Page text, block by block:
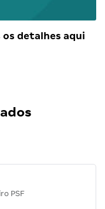
os detalhes aqui
PSF